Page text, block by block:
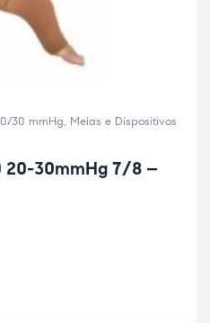
30 mmHg, Meias e Dispositivos
20-30mmHg 7/8 –